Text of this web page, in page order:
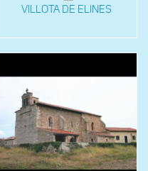
VILLOTA DE ELINES